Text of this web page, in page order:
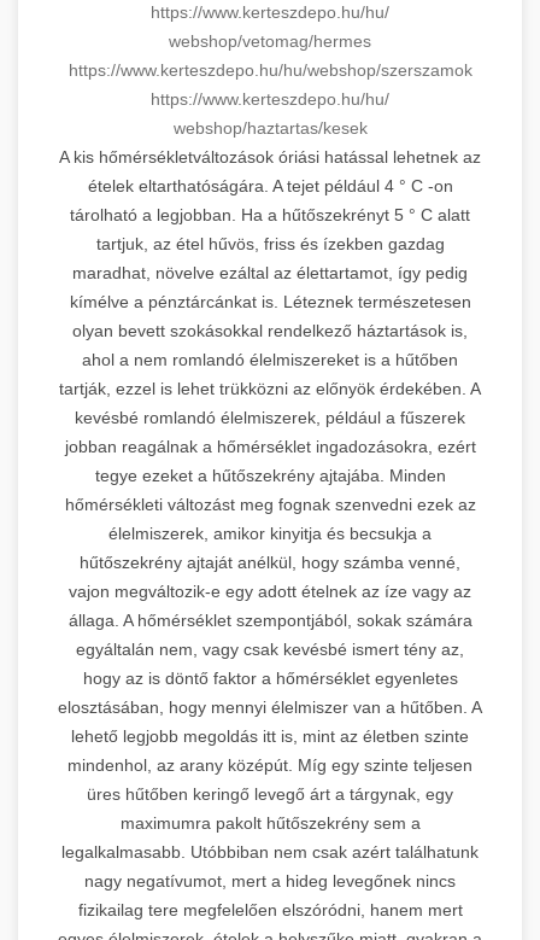
https://www.kerteszdepo.hu/hu/
webshop/vetomag/hermes
https://www.kerteszdepo.hu/hu/webshop/szerszamok
https://www.kerteszdepo.hu/hu/
webshop/haztartas/kesek
A kis hőmérsékletváltozások óriási hatással lehetnek az
ételek eltarthatóságára. A tejet például 4 ° C -on
tárolható a legjobban. Ha a hűtőszekrényt 5 ° C alatt
tartjuk, az étel hűvös, friss és ízekben gazdag
maradhat, növelve ezáltal az élettartamot, így pedig
kímélve a pénztárcánkat is. Léteznek természetesen
olyan bevett szokásokkal rendelkező háztartások is,
ahol a nem romlandó élelmiszereket is a hűtőben
tartják, ezzel is lehet trükközni az előnyök érdekében. A
kevésbé romlandó élelmiszerek, például a fűszerek
jobban reagálnak a hőmérséklet ingadozásokra, ezért
tegye ezeket a hűtőszekrény ajtajába. Minden
hőmérsékleti változást meg fognak szenvedni ezek az
élelmiszerek, amikor kinyitja és becsukja a
hűtőszekrény ajtaját anélkül, hogy számba venné,
vajon megváltozik-e egy adott ételnek az íze vagy az
állaga. A hőmérséklet szempontjából, sokak számára
egyáltalán nem, vagy csak kevésbé ismert tény az,
hogy az is döntő faktor a hőmérséklet egyenletes
elosztásában, hogy mennyi élelmiszer van a hűtőben. A
lehető legjobb megoldás itt is, mint az életben szinte
mindenhol, az arany középút. Míg egy szinte teljesen
üres hűtőben keringő levegő árt a tárgynak, egy
maximumra pakolt hűtőszekrény sem a
legalkalmasabb. Utóbbiban nem csak azért találhatunk
nagy negatívumot, mert a hideg levegőnek nincs
fizikailag tere megfelelően elszóródni, hanem mert